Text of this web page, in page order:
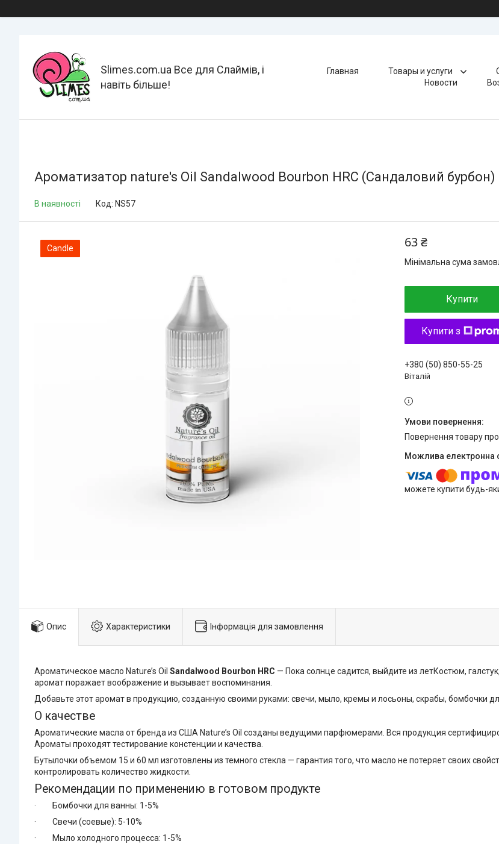
Slimes.com.ua Все для Слаймів, і
навіть більше!
Главная Товары и услуги
Новости
Ароматизатор nature's Oil Sandalwood Bourbon HRC (Сандаловий бурбон)
В наявності Код: NS57
Candle 63 ₴
Мінімальна сума
Купити
Купити з
+380 (50) 850-55-25
Віталій
повернення товару
можете купити будь-
Опис Характеристики Інформація для замовлення
Ароматическое масло Nature’s Oil Sandalwood Bourbon HRC — Пока солнце садится, выйдите из летКостюм,
аромат поражает воображение и вызывает воспоминания.
Добавьте этот аромат в продукцию, созданную своими руками: свечи, мыло, кремы и лосьоны, скрабы, бомбочки
О качестве
Ароматические масла от бренда из США Nature’s Oil созданы ведущими парфюмерами. Вся продукция
Ароматы проходят тестирование констенции и качества.
Бутылочки объемом 15 и 60 мл изготовлены из темного стекла — гарантия того, что масло не потеряет своих
контролировать количество жидкости.
Рекомендации по применению в готовом продукте
· Бомбочки для ванны: 1-5%
· Свечи (соевые): 5-10%
· Мыло холодного процесса: 1-5%